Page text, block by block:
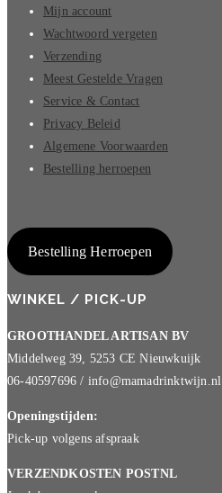
Mijn account
Wachtwoord vergeten
Verzending
Meest Gestelde Vragen
Service & Contact
Privacy Beleid
Algemene Voorwaarden
Bestelling herroepen
Bestelling Herroepen
WINKEL / PICK-UP
GROOTHANDEL ARTISAN BV
Middelweg 39, 5253 CE Nieuwkuijk
06-40597696 / info@mamadrinktwijn.nl
Openingstijden:
Pick-up volgens afspraak
VERZENDKOSTEN POSTNL